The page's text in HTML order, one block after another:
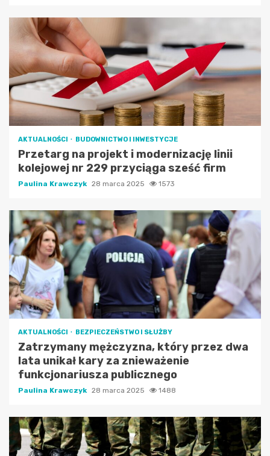
AKTUALNOŚCI BUDOWNICTWO I INWESTYCJE
Przetarg na projekt i modernizację linii
kolejowej nr 229 przyciąga sześć firm
Paulina Krawczyk 28 marca 2025 1573
AKTUALNOŚCI BEZPIECZEŃSTWO I SŁUŻBY
Zatrzymany mężczyzna, który przez dwa
lata unikał kary za znieważenie
funkcjonariusza publicznego
Paulina Krawczyk 28 marca 2025 1488